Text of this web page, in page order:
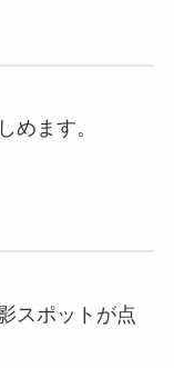
めます。
スポットが点